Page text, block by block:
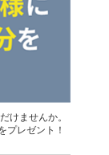
けませんか。
プレゼント！